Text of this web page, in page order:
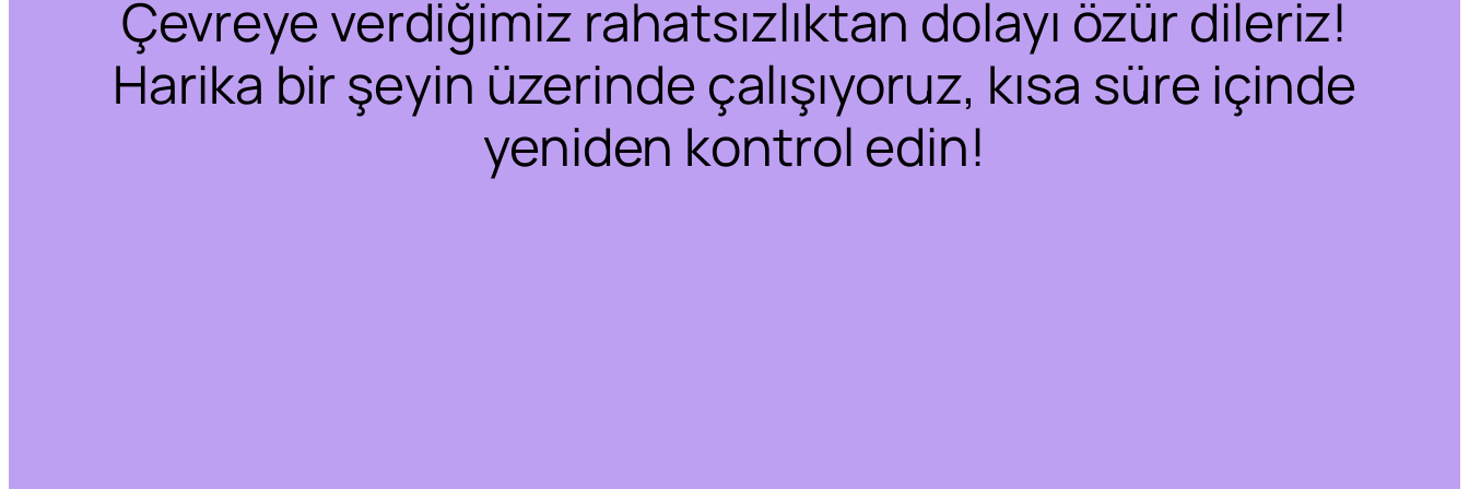
Çevreye verdiğimiz rahatsızlıktan dolayı özür dileriz!
Harika bir şeyin üzerinde çalışıyoruz, kısa süre içinde
yeniden kontrol edin!